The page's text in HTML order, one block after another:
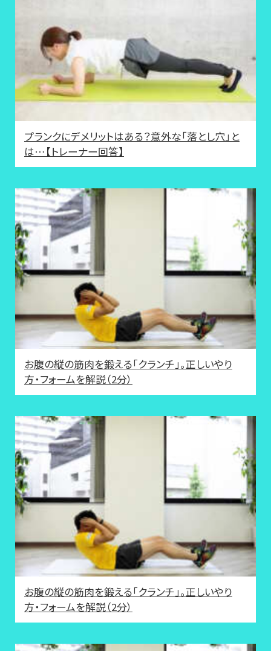
プランクにデメリットはある？意外な「落とし穴」と
は…【トレーナー回答】
お腹の縦の筋肉を鍛える「クランチ」。正しいやり
方・フォームを解説（2分）
お腹の縦の筋肉を鍛える「クランチ」。正しいやり
方・フォームを解説（2分）